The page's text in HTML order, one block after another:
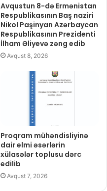
Avqustun 8-də Ermənistan
Respublikasının Baş naziri
Nikol Paşinyan Azərbaycan
Respublikasının Prezidenti
İlham Əliyevə zəng edib
Avqust 8, 2026
Proqram mühəndisliyinə
dair elmi əsərlərin
xülasələr toplusu dərc
edilib
Avqust 7, 2026